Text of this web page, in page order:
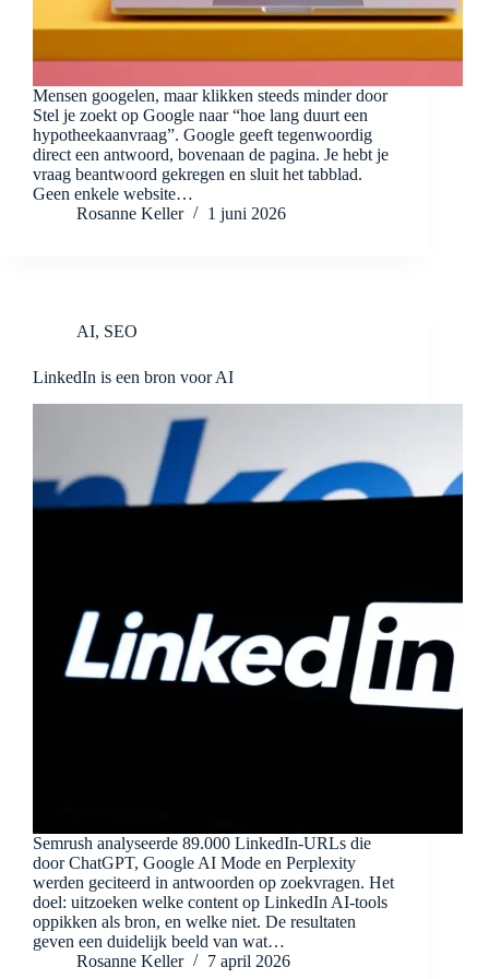
Mensen googelen, maar klikken steeds minder door
Stel je zoekt op Google naar “hoe lang duurt een
hypotheekaanvraag”. Google geeft tegenwoordig
direct een antwoord, bovenaan de pagina. Je hebt je
vraag beantwoord gekregen en sluit het tabblad.
Geen enkele website…
Rosanne Keller
1 juni 2026
AI, SEO
LinkedIn is een bron voor AI
Semrush analyseerde 89.000 LinkedIn-URLs die
door ChatGPT, Google AI Mode en Perplexity
werden geciteerd in antwoorden op zoekvragen. Het
doel: uitzoeken welke content op LinkedIn AI-tools
oppikken als bron, en welke niet. De resultaten
geven een duidelijk beeld van wat…
Rosanne Keller
7 april 2026